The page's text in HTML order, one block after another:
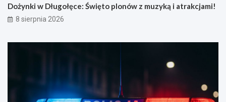
Dożynki w Długołęce: Święto plonów z muzyką i atrakcjami!
8 sierpnia 2026